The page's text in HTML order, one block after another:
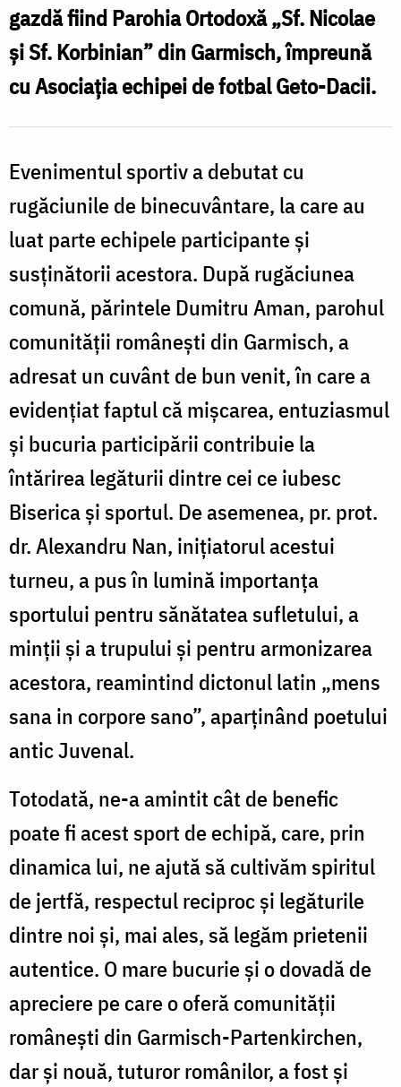
gazdă fiind Parohia Ortodoxă „Sf. Nicolae
și Sf. Korbinian” din Garmisch, împreună
cu Asociația echipei de fotbal Geto-Dacii.
Evenimentul sportiv a debutat cu
rugăciunile de binecuvântare, la care au
luat parte echipele participante și
susținătorii acestora. După rugăciunea
comună, părintele Dumitru Aman, parohul
comunității românești din Garmisch, a
adresat un cuvânt de bun venit, în care a
evidențiat faptul că mișcarea, entuziasmul
și bucuria participării contribuie la
întărirea legăturii dintre cei ce iubesc
Biserica și sportul. De asemenea, pr. prot.
dr. Alexandru Nan, inițiatorul acestui
turneu, a pus în lumină importanța
sportului pentru sănătatea sufletului, a
minții și a trupului și pentru armonizarea
acestora, reamintind dictonul latin „mens
sana in corpore sano”, aparținând poetului
antic Juvenal.
Totodată, ne-a amintit cât de benefic
poate fi acest sport de echipă, care, prin
dinamica lui, ne ajută să cultivăm spiritul
de jertfă, respectul reciproc și legăturile
dintre noi și, mai ales, să legăm prietenii
autentice. O mare bucurie și o dovadă de
apreciere pe care o oferă comunității
românești din Garmisch-Partenkirchen,
dar și nouă, tuturor românilor, a fost și